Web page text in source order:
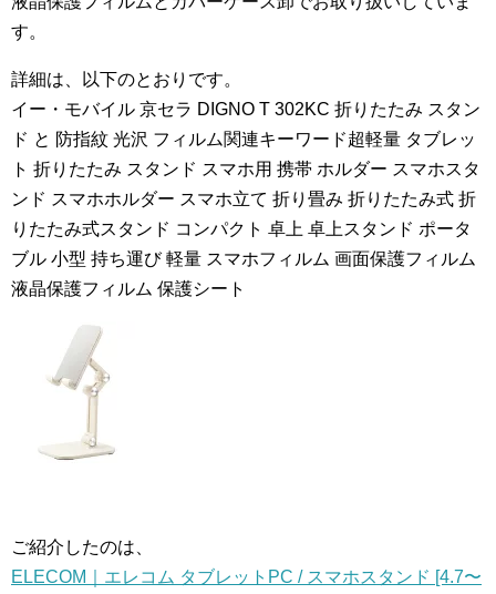
す。
詳細は、以下のとおりです。
イー・モバイル 京セラ DIGNO T 302KC 折りたたみ スタン
ド と 防指紋 光沢 フィルム関連キーワード超軽量 タブレッ
ト 折りたたみ スタンド スマホ用 携帯 ホルダー スマホスタ
ンド スマホホルダー スマホ立て 折り畳み 折りたたみ式 折
りたたみ式スタンド コンパクト 卓上 卓上スタンド ポータ
ブル 小型 持ち運び 軽量 スマホフィルム 画面保護フィルム
液晶保護フィルム 保護シート
ご紹介したのは、
ELECOM｜エレコム タブレットPC / スマホスタンド [4.7〜